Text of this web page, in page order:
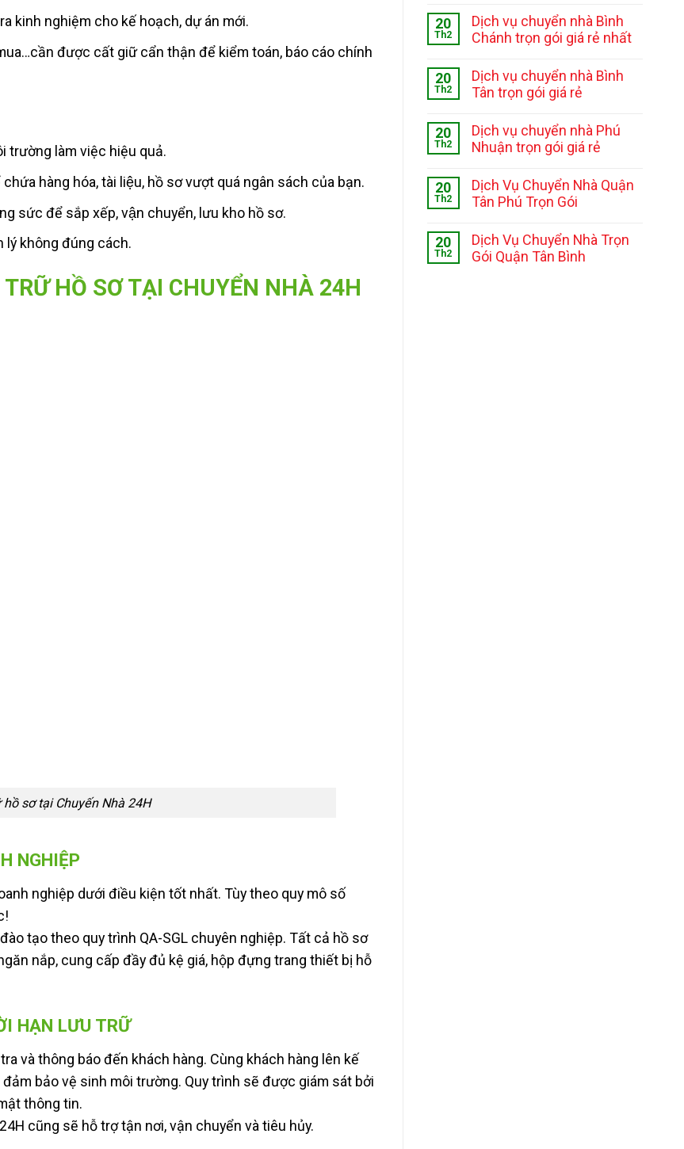
kinh nghiệm cho kế hoạch, dự án mới.
được cất giữ cẩn thận để kiểm toán, báo cáo chính
trường làm việc hiệu quả.
hàng hóa, tài liệu, hồ sơ vượt quá ngân sách của bạn.
sức để sắp xếp, vận chuyển, lưu kho hồ sơ.
lý không đúng cách.
HỒ SƠ TẠI CHUYỂN NHÀ 24H
sơ tại Chuyến Nhà 24H
NGHIỆP
nghiệp dưới điều kiện tốt nhất. Tùy theo quy mô số
tạo theo quy trình QA-SGL chuyên nghiệp. Tất cả hồ sơ
nắp, cung cấp đầy đủ kệ giá, hộp đựng trang thiết bị hỗ
HẠN LƯU TRỮ
và thông báo đến khách hàng. Cùng khách hàng lên kế
bảo vệ sinh môi trường. Quy trình sẽ được giám sát bởi
thông tin.
cũng sẽ hỗ trợ tận nơi, vận chuyển và tiêu hủy.
20
Th2
Dịch vụ chuyển nhà Bình
Chánh trọn gói giá rẻ nhất
20
Th2
Dịch vụ chuyển nhà Bình
Tân trọn gói giá rẻ
20
Th2
Dịch vụ chuyển nhà Phú
Nhuận trọn gói giá rẻ
20
Th2
Dịch Vụ Chuyển Nhà Quận
Tân Phú Trọn Gói
20
Th2
Dịch Vụ Chuyển Nhà Trọn
Gói Quận Tân Bình